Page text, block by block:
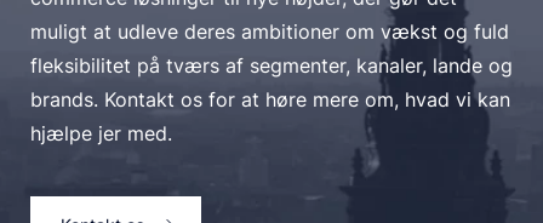
muligt at udleve deres ambitioner om vækst og fuld
fleksibilitet på tværs af segmenter, kanaler, lande og
brands. Kontakt os for at høre mere om, hvad vi kan
hjælpe jer med.